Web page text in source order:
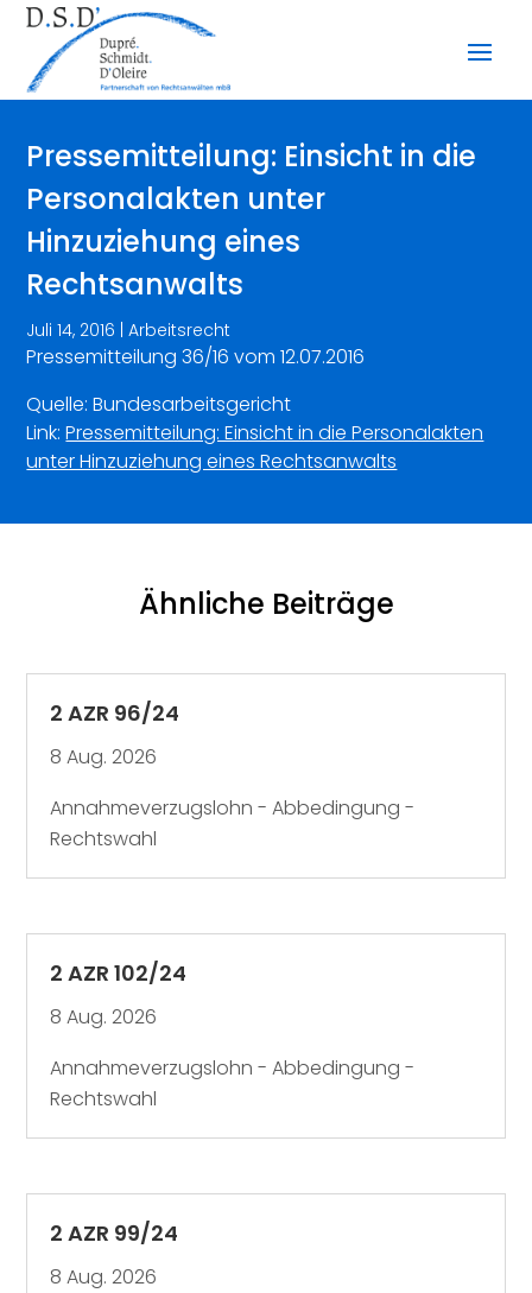
Pressemitteilung: Einsicht in die
Personalakten unter
Hinzuziehung eines
Rechtsanwalts
Juli 14, 2016 |Arbeitsrecht
Pressemitteilung 36/16 vom 12.07.2016
Quelle: Bundesarbeitsgericht
Link:Pressemitteilung: Einsicht in die Personalakten
unter Hinzuziehung eines Rechtsanwalts
Ähnliche Beiträge
2 AZR 96/24
8 Aug. 2026
Annahmeverzugslohn - Abbedingung -
Rechtswahl
2 AZR 102/24
8 Aug. 2026
Annahmeverzugslohn - Abbedingung -
Rechtswahl
2 AZR 99/24
8 Aug. 2026